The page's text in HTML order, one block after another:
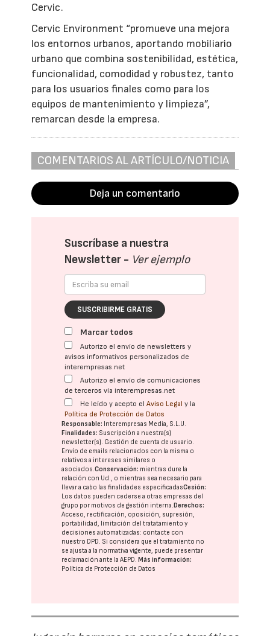
Cervic.
Cervic Environment “promueve una mejora
los entornos urbanos, aportando mobiliario
urbano que combina sostenibilidad, estética,
funcionalidad, comodidad y robustez, tanto
para los usuarios finales como para los
equipos de mantenimiento y limpieza”,
remarcan desde la empresa.
COMENTARIOS AL ARTÍCULO/NOTICIA
Deja un comentario
Suscríbase a nuestra
Newsletter - Ver ejemplo
SUSCRIBIRME GRATIS
Marcar todos
Autorizo el envío de newsletters y
avisos informativos personalizados de
interempresas.net
Autorizo el envío de comunicaciones
de terceros vía interempresas.net
He leído y acepto elAviso Legal y la
Política de Protección de Datos
Responsable: Interempresas Media, S.L.U.
Finalidades: Suscripción a nuestra(s)
newsletter(s). Gestión de cuenta de usuario.
Envío de emails relacionados con la misma o
relativos a intereses similares o
asociados.Conservación: mientras dure la
relación con Ud., o mientras sea necesario para
llevar a cabo las finalidades especificadasCesión:
Los datos pueden cederse a otras empresas del
grupo por motivos de gestión interna. Derechos:
Acceso, rectificación, oposición, supresión,
portabilidad, limitación del tratatamiento y
decisiones automatizadas: contacte con
nuestro DPD. Si considera que el tratamiento no
se ajusta a la normativa vigente, puede presentar
reclamación ante laAEPD. Más información:
Política de Protección de Datos